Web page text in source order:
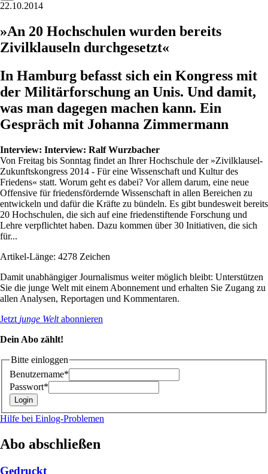
22.10.2014
»An 20 Hochschulen wurden bereits
Zivilklauseln durchgesetzt«
In Hamburg befasst sich ein Kongress mit
der Militärforschung an Unis. Und damit,
was man dagegen machen kann. Ein
Gespräch mit Johanna Zimmermann
Interview: Interview: Ralf Wurzbacher
Von Freitag bis Sonntag findet an Ihrer Hochschule der »Zivilklausel-
Zukunftskongress 2014 - Für eine Wissenschaft und Kultur des
Friedens« statt. Worum geht es dabei? Vor allem darum, eine neue
Offensive für friedensfördernde Wissenschaft in allen Bereichen zu
entwickeln und dafür die Kräfte zu bündeln. Es gibt bundesweit bereits
20 Hochschulen, die sich auf eine friedenstiftende Forschung und
Lehre verpflichtet haben. Dazu kommen über 30 Initiativen, die sich
für...
Artikel-Länge: 4278 Zeichen
Damit unabhängiger Journalismus weiter möglich bleibt: Unterstützen
Sie die junge Welt mit einem Abonnement und erhalten Sie Zugang zu
allen Analysen, Reportagen und Kommentaren.
Jetzt junge Weltabonnieren
Dein Abo zählt!
Bitte einloggen
Benutzername*
Passwort*
Hilfe bei Einlog-Problemen
Abo abschließen
Gedruckt